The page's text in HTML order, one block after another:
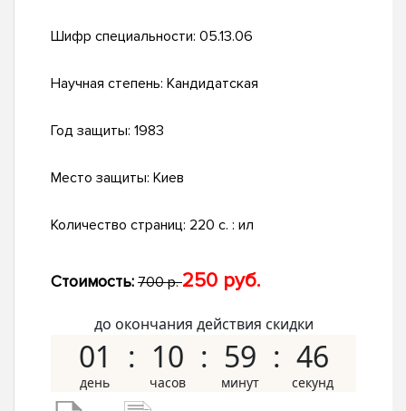
Шифр специальности: 05.13.06
Научная степень: Кандидатская
Год защиты: 1983
Место защиты: Киев
Количество страниц: 220 c. : ил
Стоимость: 700 р.250 руб.
до окончания действия скидки
01 10 59 45